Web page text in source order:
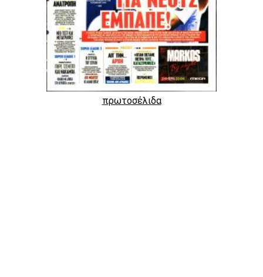
πρωτοσέλιδα